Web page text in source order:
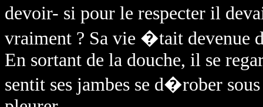
devoir- si pour le respecter il
vraiment ? Sa vie �tait
En sortant de la douche, il se
sentit ses jambes se d�rober